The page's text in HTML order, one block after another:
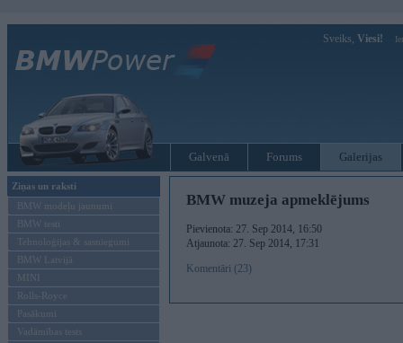
Sveiks, Viesi!
Galvenā Forums Galerijas
Ziņas un raksti
BMW modeļu jaunumi
BMW testi
Tehnoloģijas & sasniegumi
BMW Latvijā
MINI
Rolls-Royce
Pasākumi
Vadāmības tests
BMW muzeja apmeklējums
Pievienota: 27. Sep 2014, 16:50
Atjaunota: 27. Sep 2014, 17:31
Komentāri (23)